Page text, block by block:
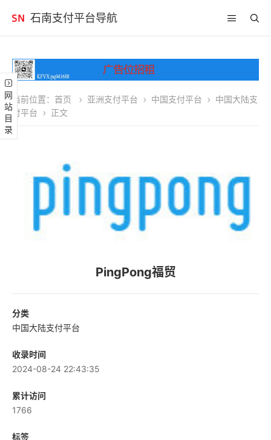
石南支付平台导航
网站目录 当前位置： 首页 亚洲支付平台 中国支付平台
中国大陆支
付平台
正文
PingPong福贸
分类
中国大陆支付平台
收录时间
2024-08-24 22:43:35
累计访问
1766
标签